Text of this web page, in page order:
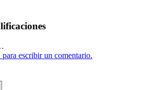
escribir un comentario.